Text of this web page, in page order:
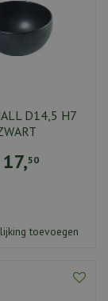
D14,5 H7
17,50
toevoegen